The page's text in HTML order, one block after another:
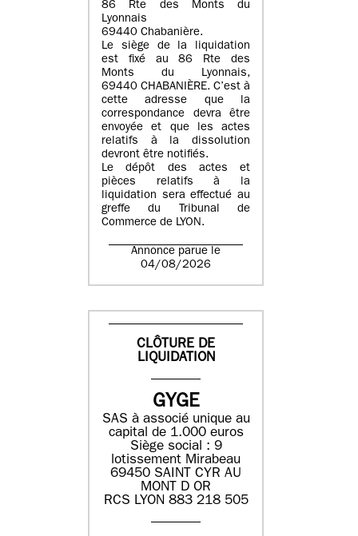
86 Rte des Monts du
Lyonnais
69440 Chabanière.
Le siège de la liquidation
est fixé au 86 Rte des
Monts du Lyonnais,
69440 CHABANIÈRE. C’est à
cette adresse que la
correspondance devra être
envoyée et que les actes
relatifs à la dissolution
devront être notifiés.
Le dépôt des actes et
pièces relatifs à la
liquidation sera effectué au
greffe du Tribunal de
Commerce de LYON.
Annonce parue le
04/08/2026
CLÔTURE DE
LIQUIDATION
GYGE
SAS à associé unique au
capital de 1.000 euros
Siège social : 9
lotissement Mirabeau
69450 SAINT CYR AU
MONT D OR
RCS LYON 883 218 505